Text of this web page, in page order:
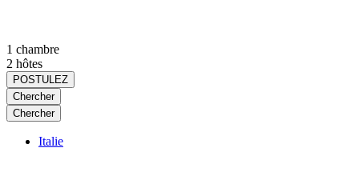
1 chambre
2 hôtes
POSTULEZ
Chercher
Chercher
Italie